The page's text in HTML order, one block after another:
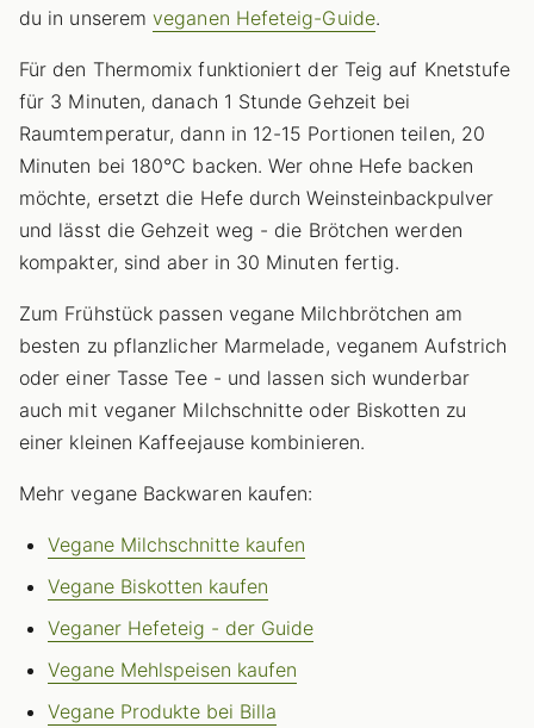
du in unseremveganen Hefeteig-Guide.
Für den Thermomix funktioniert der Teig auf Knetstufe
für 3 Minuten, danach 1 Stunde Gehzeit bei
Raumtemperatur, dann in 12-15 Portionen teilen, 20
Minuten bei 180°C backen. Wer ohne Hefe backen
möchte, ersetzt die Hefe durch Weinsteinbackpulver
und lässt die Gehzeit weg - die Brötchen werden
kompakter, sind aber in 30 Minuten fertig.
Zum Frühstück passen vegane Milchbrötchen am
besten zu pflanzlicher Marmelade, veganem Aufstrich
oder einer Tasse Tee - und lassen sich wunderbar
auch mit veganer Milchschnitte oder Biskotten zu
einer kleinen Kaffeejause kombinieren.
Mehr vegane Backwaren kaufen:
Vegane Milchschnitte kaufen
Vegane Biskotten kaufen
Veganer Hefeteig - der Guide
Vegane Mehlspeisen kaufen
Vegane Produkte bei Billa